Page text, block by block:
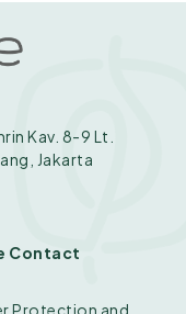
Kav. 8-9 Lt.
Jakarta
Contact
Protection and